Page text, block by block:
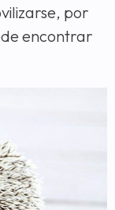
por
encontrar